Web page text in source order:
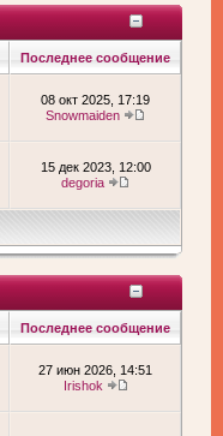
Последнее сообщение
08 окт 2025, 17:19
Snowmaiden
15 дек 2023, 12:00
degoria
Последнее сообщение
27 июн 2026, 14:51
Irishok